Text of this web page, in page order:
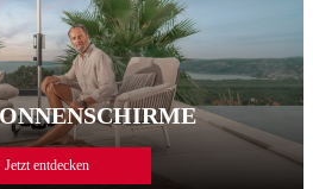
Jetzt entdecken